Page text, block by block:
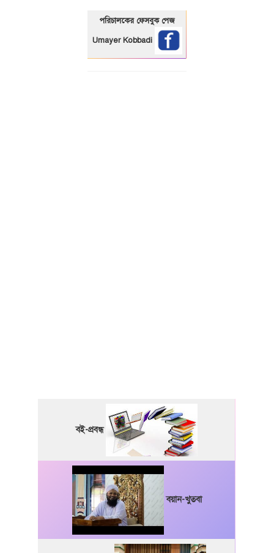
পরিচালকের ফেসবুক পেজ
Umayer Kobbadi
বই-প্রবন্ধ
বয়ান-খুতবা